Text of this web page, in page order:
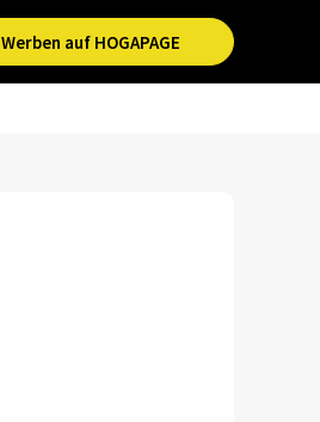
Werben auf HOGAPAGE